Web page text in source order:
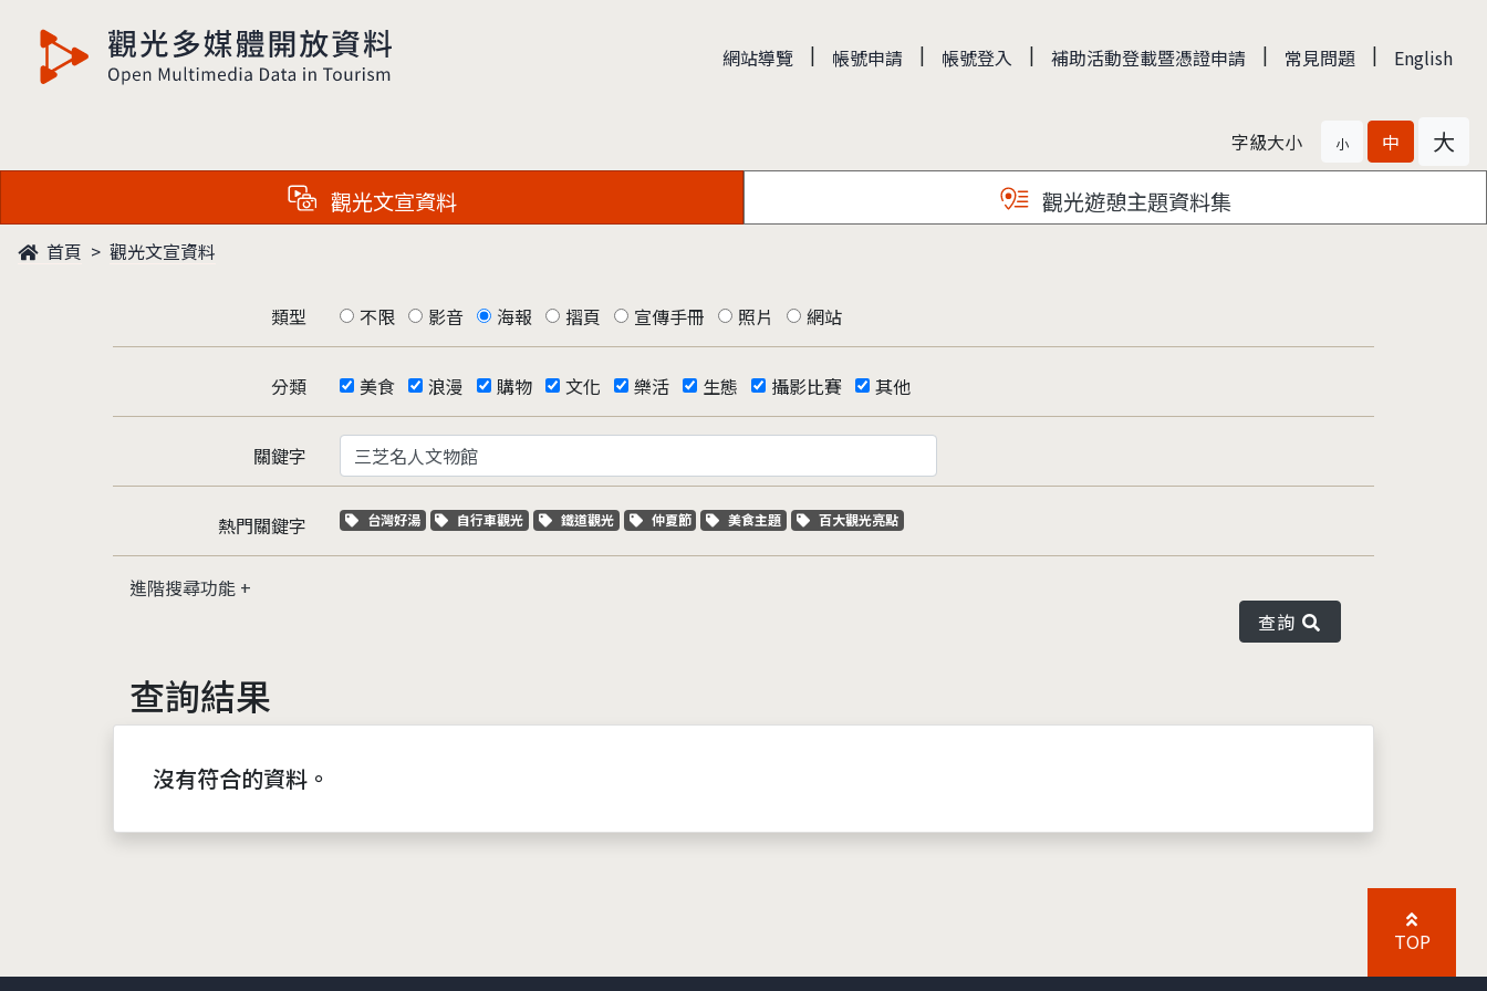
觀光多媒體開放資料 網站導覽 | 帳號申請 | 帳號登入 | 補助活動登載暨憑證申請 | 常見問題 | English
字級大小 小 中 大
觀光文宣資料 觀光遊憩主題資料集
首頁 觀光文宣資料
類型 不限 影音 海報 摺頁 宣傳手冊 照片 網站
分類 美食 浪漫 購物 文化 樂活 生態 攝影比賽 其他
關鍵字
熱門關鍵字 關鍵字標籤
台灣好湯 關鍵字標籤
自行車觀光 關鍵字標籤
鐵道觀光 關鍵字標籤
仲夏節 關鍵字標籤
美食主題 關鍵字標籤
百大觀光亮點
進階搜尋功能
查詢
查詢結果
沒有符合的資料。
TOP